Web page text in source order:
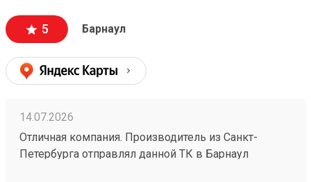
5 Барнаул
14.07.2026
Отличная компания. Производитель из Санкт-
Петербурга отправлял данной ТК в Барнаул